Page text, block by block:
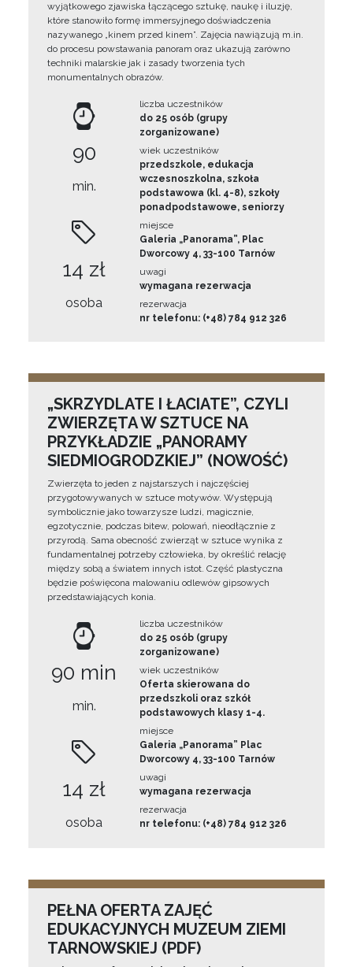
wyjątkowego zjawiska łączącego sztukę, naukę i iluzję,
które stanowiło formę immersyjnego doświadczenia
nazywanego „kinem przed kinem”. Zajęcia nawiązują m.in.
do procesu powstawania panoram oraz ukazują zarówno
techniki malarskie jak i zasady tworzenia tych
monumentalnych obrazów.
90
min.
14 zł
osoba
liczba uczestników
do 25 osób (grupy
zorganizowane)
wiek uczestników
przedszkole, edukacja
wczesnoszkolna, szkoła
podstawowa (kl. 4-8), szkoły
ponadpodstawowe, seniorzy
miejsce
Galeria „Panorama”, Plac
Dworcowy 4, 33-100 Tarnów
uwagi
wymagana rezerwacja
rezerwacja
nr telefonu: (+48) 784 912 326
„SKRZYDLATE I ŁACIATE”, CZYLI
ZWIERZĘTA W SZTUCE NA
PRZYKŁADZIE „PANORAMY
SIEDMIOGRODZKIEJ” (NOWOŚĆ)
Zwierzęta to jeden z najstarszych i najczęściej
przygotowywanych w sztuce motywów. Występują
symbolicznie jako towarzysze ludzi, magicznie,
egzotycznie, podczas bitew, polowań, nieodłącznie z
przyrodą. Sama obecność zwierząt w sztuce wynika z
fundamentalnej potrzeby człowieka, by określić relację
między sobą a światem innych istot. Część plastyczna
będzie poświęcona malowaniu odlewów gipsowych
przedstawiających konia.
90 min
min.
14 zł
osoba
liczba uczestników
do 25 osób (grupy
zorganizowane)
wiek uczestników
Oferta skierowana do
przedszkoli oraz szkół
podstawowych klasy 1-4.
miejsce
Galeria „Panorama” Plac
Dworcowy 4, 33-100 Tarnów
uwagi
wymagana rezerwacja
rezerwacja
nr telefonu: (+48) 784 912 326
PEŁNA OFERTA ZAJĘĆ
EDUKACYJNYCH MUZEUM ZIEMI
TARNOWSKIEJ (PDF)